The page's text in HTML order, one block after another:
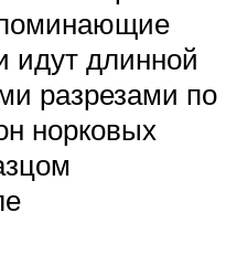
идут длинной
разрезами по
норковых